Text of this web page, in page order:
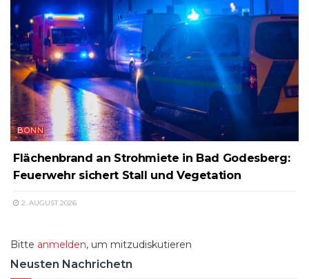
BONN
Flächenbrand an Strohmiete in Bad Godesberg:
Feuerwehr sichert Stall und Vegetation
2. AUGUST 2026
Bitte anmelden, um mitzudiskutieren
Neusten Nachrichetn